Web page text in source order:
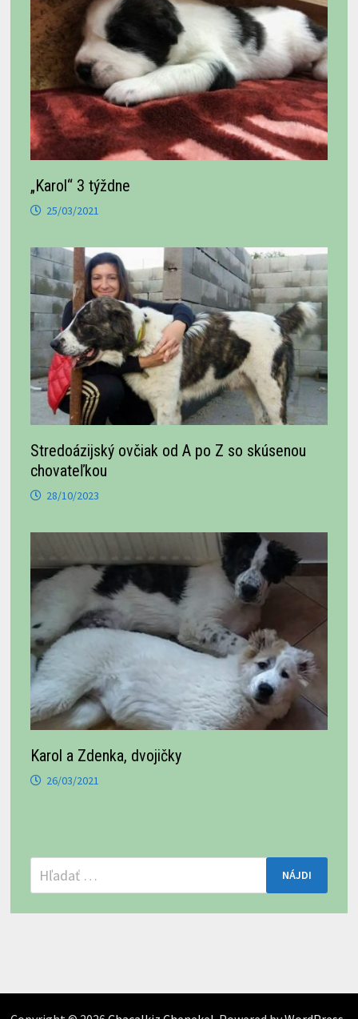
„Karol“ 3 týždne
25/03/2021
Stredoázijský ovčiak od A po Z so skúsenou
chovateľkou
28/10/2023
Karol a Zdenka, dvojičky
26/03/2021
Hľadať: